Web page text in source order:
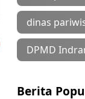
dinas
DPMD
Berita